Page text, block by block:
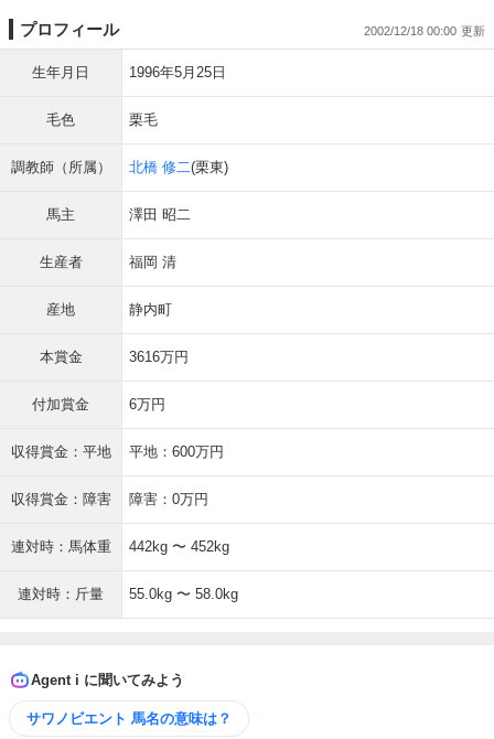
プロフィール 2002/12/18 00:00
生年月日 1996年5月25日
毛色 栗毛
調教師（所属） 北橋 修二(栗東)
馬主 澤田 昭二
生産者 福岡 清
産地 静内町
本賞金 3616万円
付加賞金 6万円
収得賞金：平地 平地：600万円
収得賞金：障害 障害：0万円
連対時：馬体重 442kg 〜 452kg
連対時：斤量 55.0kg 〜 58.0kg
Agent i に聞いてみよう
サワノビエント 馬名の意味は？